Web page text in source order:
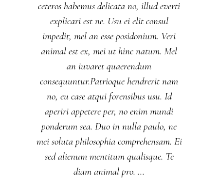
ceteros habemus delicata no, illud everti
explicari est ne. Usu ei elit consul
impedit, mel an esse posidonium. Veri
animal est ex, mei ut hinc natum. Mel
an iuvaret quaerendum
consequuntur.Patrioque hendrerit nam
no, eu case atqui forensibus usu. Id
aperiri appetere per, no enim mundi
ponderum sea. Duo in nulla paulo, ne
mei soluta philosophia comprehensam. Ei
sed alienum mentitum qualisque. Te
diam animal pro.